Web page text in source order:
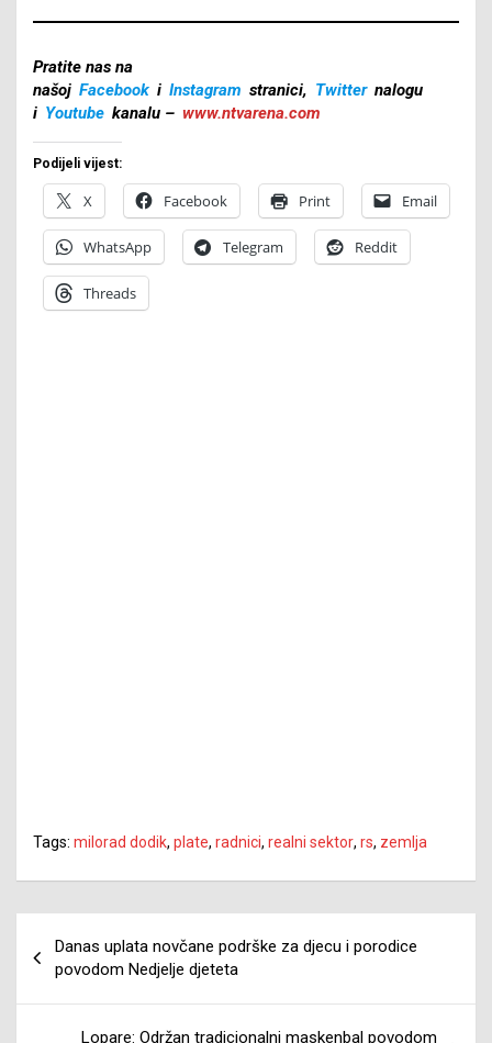
Pratite nas na
našoj Facebook i Instagram stranici, Twitter nalogu
i Youtube kanalu – www.ntvarena.com
Podijeli vijest:
X Facebook Print Email
WhatsApp Telegram Reddit
Threads
Tags: milorad dodik, plate, radnici, realni sektor, rs, zemlja
članaka
Danas uplata novčane podrške za djecu i porodice
povodom Nedjelje djeteta
Lopare: Održan tradicionalni maskenbal povodom